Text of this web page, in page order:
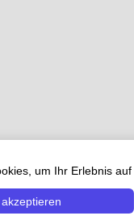
um Ihr Erlebnis